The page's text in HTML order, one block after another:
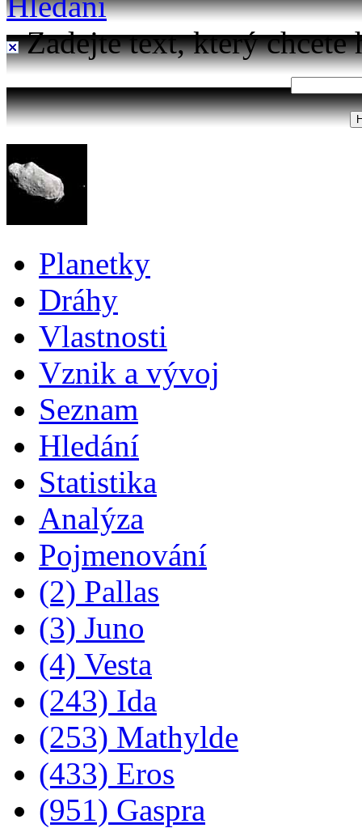
Zadejte text, který chcete
Planetky
Dráhy
Vlastnosti
Vznik a vývoj
Seznam
Hledání
Statistika
Analýza
Pojmenování
(2) Pallas
(3) Juno
(4) Vesta
(243) Ida
(253) Mathylde
(433) Eros
(951) Gaspra